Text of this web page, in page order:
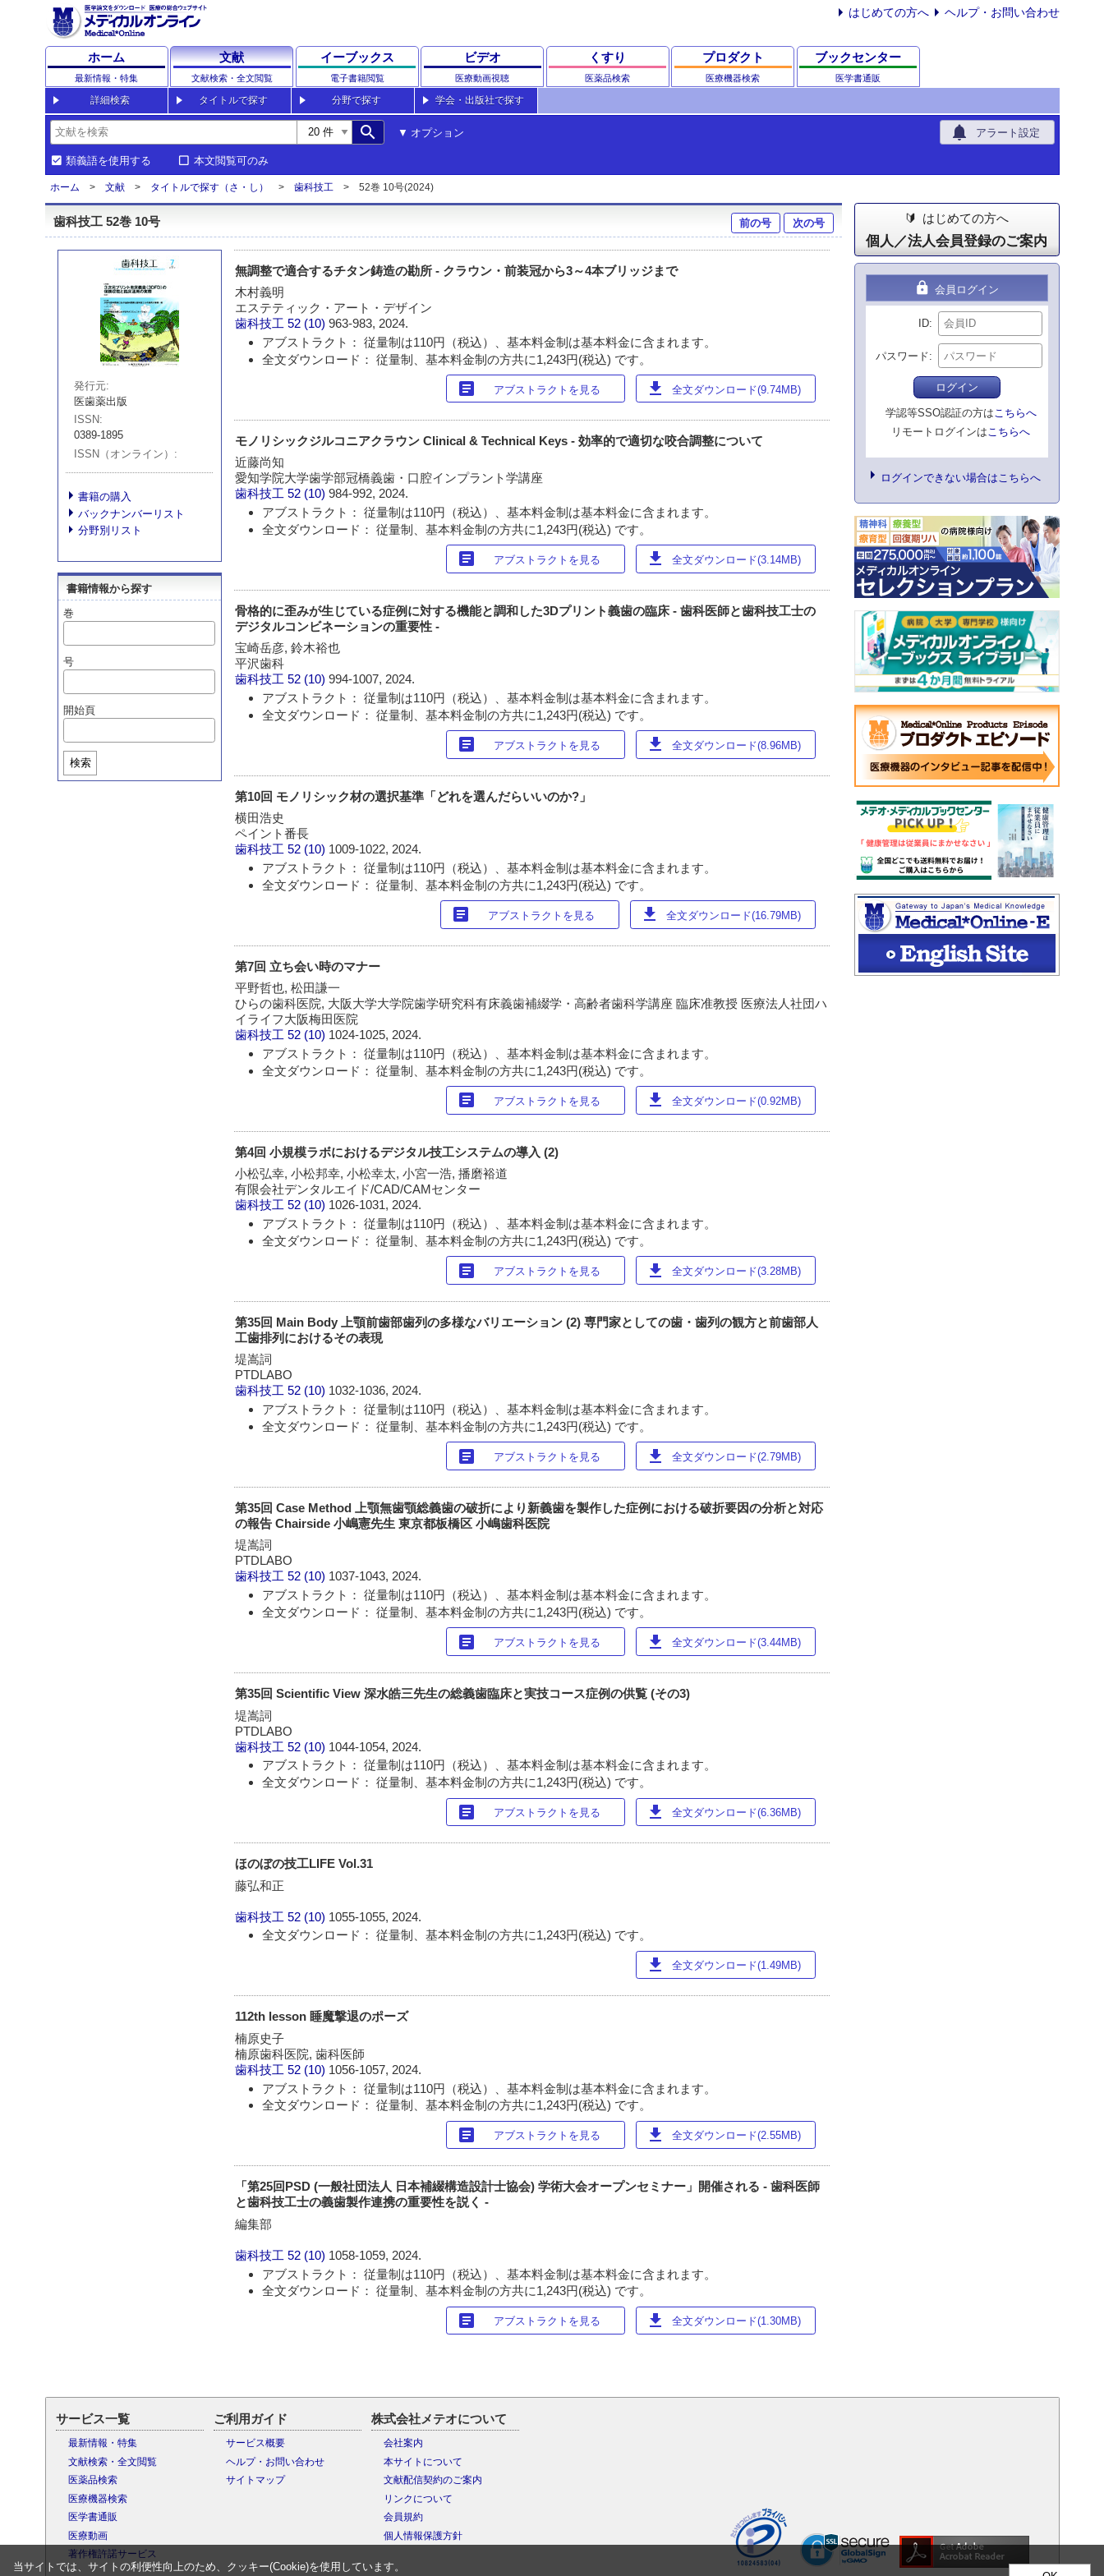
はじめての方へ ヘルプ・お問い合わせ
ホーム
最新情報・特集
文献
文献検索・全文閲覧
イーブックス
電子書籍閲覧
ビデオ
医療動画視聴
くすり
医薬品検索
プロダクト
医療機器検索
ブックセンター
医学書通販
詳細検索 タイトルで探す 分野で探す 学会・出版社で探す
search オプション notifications アラート設定
類義語を使用する 本文閲覧可のみ
ホーム 文献 タイトルで探す（さ・し） 歯科技工 52巻 10号(2024)
歯科技工 52巻 10号 前の号 次の号
発行元
医歯薬出版
ISSN
0389-1895
ISSN（オンライン）
書籍の購入
バックナンバーリスト
分野別リスト
書籍情報から探す
巻
号
開始頁
検索
無調整で適合するチタン鋳造の勘所 - クラウン・前装冠から3～4本ブリッジまで
木村義明
エステティック・アート・デザイン
歯科技工 52 (10)963-983, 2024.
アブストラクト： 従量制は110円（税込）、基本料金制は基本料金に含まれます。
全文ダウンロード： 従量制、基本料金制の方共に1,243円(税込) です。
article アブストラクトを見る download 全文ダウンロード(9.74MB)
モノリシックジルコニアクラウン Clinical & Technical Keys - 効率的で適切な咬合調整について
近藤尚知
愛知学院大学歯学部冠橋義歯・口腔インプラント学講座
歯科技工 52 (10)984-992, 2024.
アブストラクト： 従量制は110円（税込）、基本料金制は基本料金に含まれます。
全文ダウンロード： 従量制、基本料金制の方共に1,243円(税込) です。
article アブストラクトを見る download 全文ダウンロード(3.14MB)
骨格的に歪みが生じている症例に対する機能と調和した3Dプリント義歯の臨床 - 歯科医師と歯科技工士の
デジタルコンビネーションの重要性 -
宝崎岳彦, 鈴木裕也
平沢歯科
歯科技工 52 (10)994-1007, 2024.
アブストラクト： 従量制は110円（税込）、基本料金制は基本料金に含まれます。
全文ダウンロード： 従量制、基本料金制の方共に1,243円(税込) です。
article アブストラクトを見る download 全文ダウンロード(8.96MB)
第10回 モノリシック材の選択基準「どれを選んだらいいのか?」
横田浩史
ペイント番長
歯科技工 52 (10) 1009-1022, 2024.
アブストラクト： 従量制は110円（税込）、基本料金制は基本料金に含まれます。
全文ダウンロード： 従量制、基本料金制の方共に1,243円(税込) です。
article アブストラクトを見る download 全文ダウンロード(16.79MB)
第7回 立ち会い時のマナー
平野哲也, 松田謙一
ひらの歯科医院, 大阪大学大学院歯学研究科有床義歯補綴学・高齢者歯科学講座 臨床准教授 医療法人社団ハ
イライフ大阪梅田医院
歯科技工 52 (10) 1024-1025, 2024.
アブストラクト： 従量制は110円（税込）、基本料金制は基本料金に含まれます。
全文ダウンロード： 従量制、基本料金制の方共に1,243円(税込) です。
article アブストラクトを見る download 全文ダウンロード(0.92MB)
第4回 小規模ラボにおけるデジタル技工システムの導入 (2)
小松弘幸, 小松邦幸, 小松幸太, 小宮一浩, 播磨裕道
有限会社デンタルエイド/CAD/CAMセンター
歯科技工 52 (10) 1026-1031, 2024.
アブストラクト： 従量制は110円（税込）、基本料金制は基本料金に含まれます。
全文ダウンロード： 従量制、基本料金制の方共に1,243円(税込) です。
article アブストラクトを見る download 全文ダウンロード(3.28MB)
第35回 Main Body 上顎前歯部歯列の多様なバリエーション (2) 専門家としての歯・歯列の観方と前歯部人
工歯排列におけるその表現
堤嵩詞
PTDLABO
歯科技工 52 (10) 1032-1036, 2024.
アブストラクト： 従量制は110円（税込）、基本料金制は基本料金に含まれます。
全文ダウンロード： 従量制、基本料金制の方共に1,243円(税込) です。
article アブストラクトを見る download 全文ダウンロード(2.79MB)
第35回 Case Method 上顎無歯顎総義歯の破折により新義歯を製作した症例における破折要因の分析と対応
の報告 Chairside 小嶋憲先生 東京都板橋区 小嶋歯科医院
堤嵩詞
PTDLABO
歯科技工 52 (10) 1037-1043, 2024.
アブストラクト： 従量制は110円（税込）、基本料金制は基本料金に含まれます。
全文ダウンロード： 従量制、基本料金制の方共に1,243円(税込) です。
article アブストラクトを見る download 全文ダウンロード(3.44MB)
第35回 Scientific View 深水皓三先生の総義歯臨床と実技コース症例の供覧 (その3)
堤嵩詞
PTDLABO
歯科技工 52 (10) 1044-1054, 2024.
アブストラクト： 従量制は110円（税込）、基本料金制は基本料金に含まれます。
全文ダウンロード： 従量制、基本料金制の方共に1,243円(税込) です。
article アブストラクトを見る download 全文ダウンロード(6.36MB)
ほのぼの技工LIFE Vol.31
藤弘和正
歯科技工 52 (10) 1055-1055, 2024.
全文ダウンロード： 従量制、基本料金制の方共に1,243円(税込) です。
download 全文ダウンロード(1.49MB)
112th lesson 睡魔撃退のポーズ
楠原史子
楠原歯科医院, 歯科医師
歯科技工 52 (10) 1056-1057, 2024.
アブストラクト： 従量制は110円（税込）、基本料金制は基本料金に含まれます。
全文ダウンロード： 従量制、基本料金制の方共に1,243円(税込) です。
article アブストラクトを見る download 全文ダウンロード(2.55MB)
「第25回PSD (一般社団法人 日本補綴構造設計士協会) 学術大会オープンセミナー」開催される - 歯科医師
と歯科技工士の義歯製作連携の重要性を説く -
編集部
歯科技工 52 (10) 1058-1059, 2024.
アブストラクト： 従量制は110円（税込）、基本料金制は基本料金に含まれます。
全文ダウンロード： 従量制、基本料金制の方共に1,243円(税込) です。
article アブストラクトを見る download 全文ダウンロード(1.30MB)
はじめての方へ
個人／法人会員登録のご案内
lock 会員ログイン
ID
パスワード
ログイン
学認等SSO認証の方はこちらへ
リモートログインはこちらへ
ログインできない場合はこちらへ
サービス一覧
最新情報・特集
文献検索・全文閲覧
医薬品検索
医療機器検索
医学書通販
医療動画
著作権許諾サービス
ご利用ガイド
サービス概要
ヘルプ・お問い合わせ
サイトマップ
株式会社メテオについて
会社案内
本サイトについて
文献配信契約のご案内
リンクについて
会員規約
個人情報保護方針
当サイトでは、サイトの利便性向上のため、クッキー(Cookie)を使用しています。